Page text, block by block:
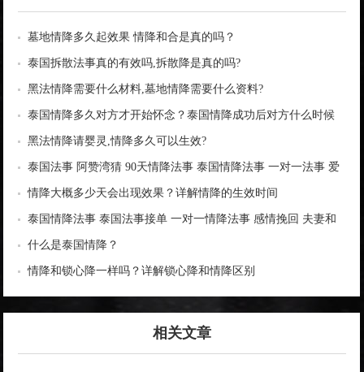
墓地情降多久起效果 情降和合是真的吗？
泰国拆散法事真的有效吗,拆散降是真的吗?
黑法情降需要什么材料,墓地情降需要什么资料?
泰国情降多久对方才开始怀念？泰国情降成功后对方什么时候
找你？
黑法情降请婴灵,情降多久可以生效?
泰国法事 阿赞湾猜 90天情降法事 泰国情降法事 一对一法事 爱
情和合 感情姻缘 夫妻助力 一心一意 家庭和睦
情降大概多少天会出现效果？详解情降的生效时间
泰国情降法事 泰国法事接单 一对一情降法事 感情挽回 夫妻和
合
什么是泰国情降？
情降和锁心降一样吗？详解锁心降和情降区别
相关文章